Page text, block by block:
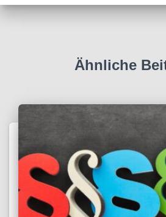
Ähnliche